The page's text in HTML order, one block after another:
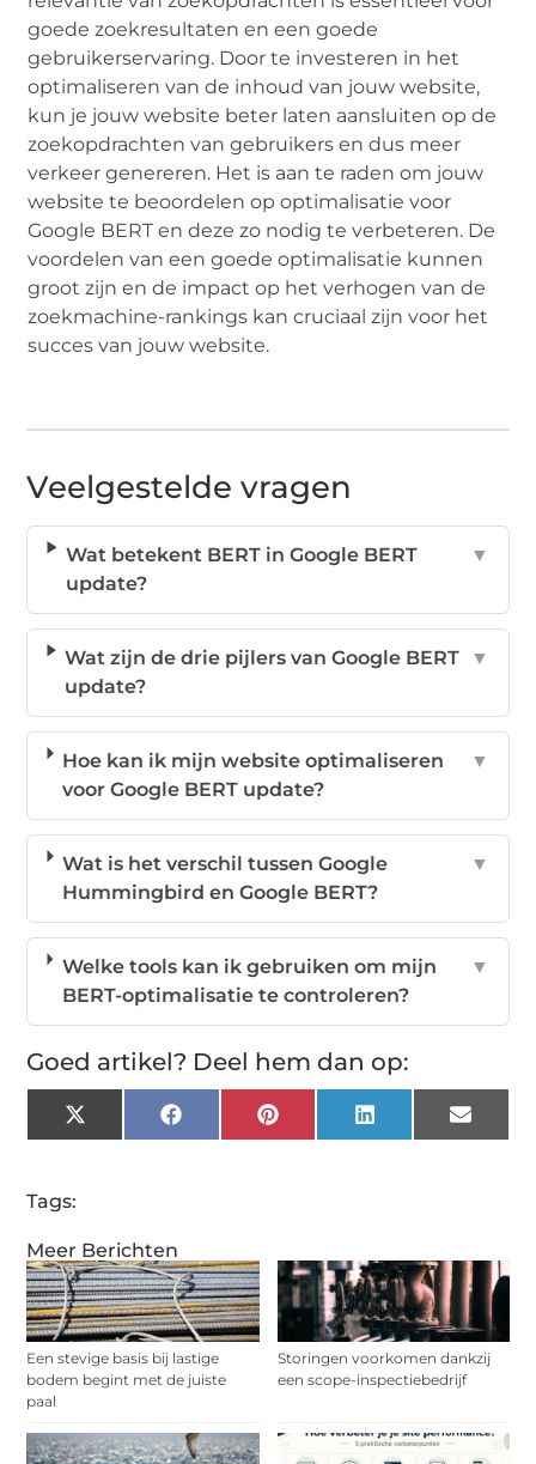
Meer Berichten
Een stevige basis bij lastige
bodem begint met de juiste
paal
Storingen voorkomen dankzij
een scope-inspectiebedrijf
goede zoekresultaten en een goede
gebruikerservaring. Door te investeren in het
optimaliseren van de inhoud van jouw website,
kun je jouw website beter laten aansluiten op de
zoekopdrachten van gebruikers en dus meer
verkeer genereren. Het is aan te raden om jouw
website te beoordelen op optimalisatie voor
Google BERT en deze zo nodig te verbeteren. De
voordelen van een goede optimalisatie kunnen
groot zijn en de impact op het verhogen van de
zoekmachine-rankings kan cruciaal zijn voor het
succes van jouw website.
Veelgestelde vragen
Wat betekent BERT in Google BERT
update?
▼
Wat zijn de drie pijlers van Google BERT
update?
▼
Hoe kan ik mijn website optimaliseren
voor Google BERT update?
▼
Wat is het verschil tussen Google
Hummingbird en Google BERT?
▼
Welke tools kan ik gebruiken om mijn
BERT-optimalisatie te controleren?
▼
Goed artikel? Deel hem dan op:
X
(Twitter)
FacebookPinterestLinkedIn Email
Tags: